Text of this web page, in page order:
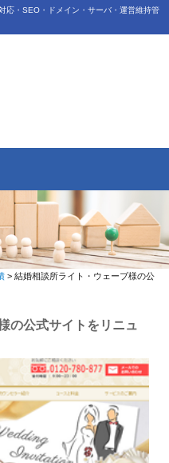
応・SEO・ドメイン・サーバ・運営維持管
> 結婚相談所ライト・ウェーブ様の公
の公式サイトをリニュ